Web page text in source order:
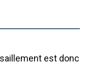
est donc